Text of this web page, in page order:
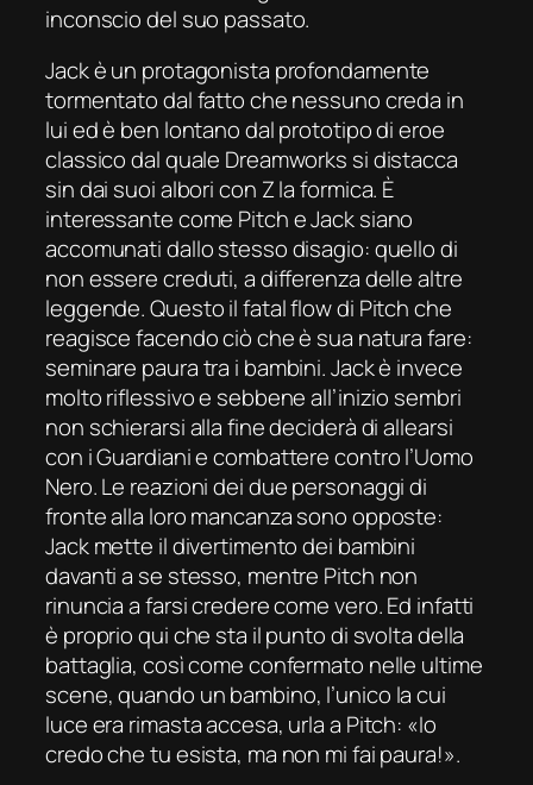
inconscio del suo passato.
Jack è un protagonista profondamente
tormentato dal fatto che nessuno creda in
lui ed è ben lontano dal prototipo di eroe
classico dal quale Dreamworks si distacca
sin dai suoi albori con Z la formica. È
interessante come Pitch e Jack siano
accomunati dallo stesso disagio: quello di
non essere creduti, a differenza delle altre
leggende. Questo ilfatal flowdi Pitch che
reagisce facendo ciò che è sua natura fare:
seminare paura tra i bambini. Jack è invece
molto riflessivo e sebbene all’inizio sembri
non schierarsi alla fine deciderà di allearsi
con i Guardiani e combattere contro l’Uomo
Nero. Le reazioni dei due personaggi di
fronte alla loro mancanza sono opposte:
Jack mette il divertimento dei bambini
davanti a se stesso, mentre Pitch non
rinuncia a farsi credere come vero. Ed infatti
è proprio qui che sta il punto di svolta della
battaglia, così come confermato nelle ultime
scene, quando un bambino, l’unico la cui
luce era rimasta accesa, urla a Pitch: «Io
credo che tu esista, ma non mi fai paura!».